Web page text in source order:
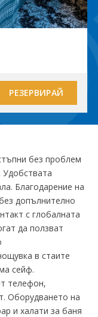
РЕЗЕРВИРАЙ
без проблем
Благодарение на
допълнително
с глобалната
да ползват
в стаите
сейф.
телефон,
Оборудването на
и халати за баня